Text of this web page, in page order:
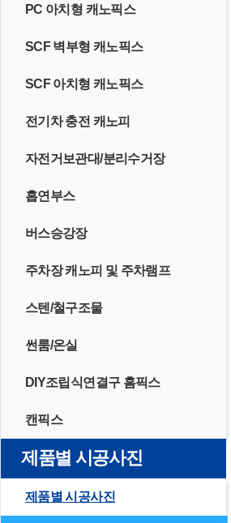
PC 아치형 캐노픽스
SCF 벽부형 캐노픽스
SCF 아치형 캐노픽스
전기차 충전 캐노피
자전거보관대/분리수거장
흡연부스
버스승강장
주차장 캐노피 및 주차램프
스텐/철구조물
썬룸/온실
DIY조립식연결구 홈픽스
캔픽스
제품별 시공사진
제품별 시공사진